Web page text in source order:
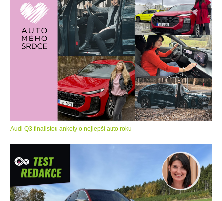
Audi Q3 finalistou ankety o nejlepší auto roku